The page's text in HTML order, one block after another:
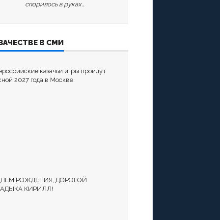
спорилось в руках…
В СМИ
казачьи игры пройдут
2027 года в Москве
РОЖДЕНИЯ, ДОРОГОЙ
КИРИЛЛ!